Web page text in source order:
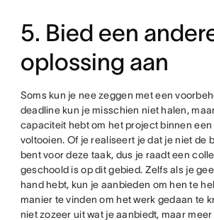
5. Bied een
oplossing aan
Soms kun je nee zeggen met een
deadline kun je misschien niet halen,
capaciteit hebt om het project binnen een
voltooien. Of je realiseert je dat je niet de
bent voor deze taak, dus je raadt een
geschoold is op dit gebied. Zelfs als je
hand hebt, kun je aanbieden om hen te
manier te vinden om het werk gedaan te
niet zozeer uit wat je aanbiedt, maar